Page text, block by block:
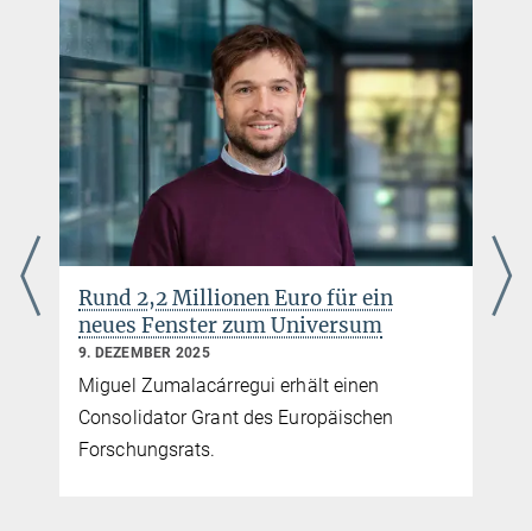
Rund 2,2 Millionen Euro für ein
neues Fenster zum Universum
9. DEZEMBER 2025
Miguel Zumalacárregui erhält einen
Consolidator Grant des Europäischen
Forschungsrats.